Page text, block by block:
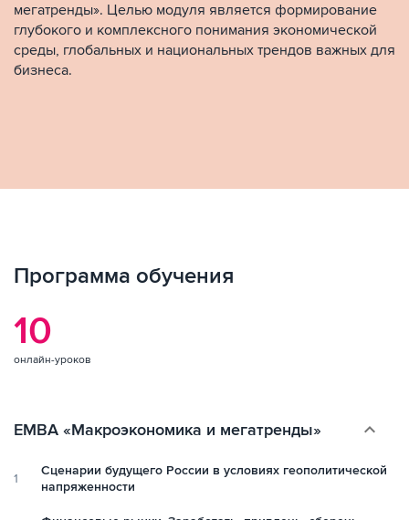
мегатренды». Целью модуля является формирование
глубокого и комплексного понимания экономической
среды, глобальных и национальных трендов важных для
бизнеса.
Программа обучения
10
онлайн-уроков
EMBA «Макроэкономика и мегатренды» keyboard_arrow_down
1
Сценарии будущего России в условиях геополитической
напряженности